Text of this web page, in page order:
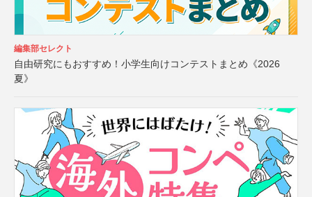
編集部セレクト
自由研究にもおすすめ！小学生向けコンテストまとめ《2026
夏》